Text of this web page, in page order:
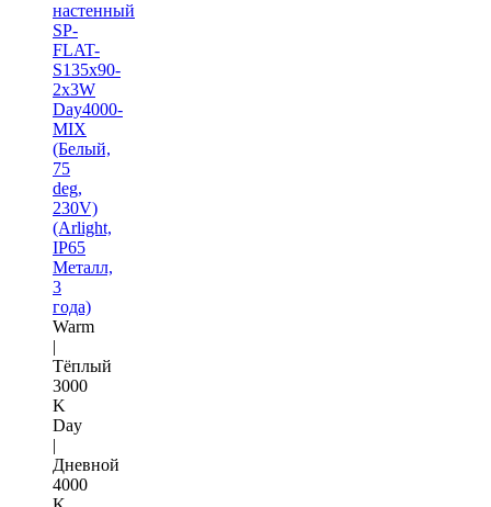
настенный
SP-
FLAT-
S135x90-
2x3W
Day4000-
MIX
(Белый,
75
deg,
230V)
(Arlight,
IP65
Металл,
3
года)
Warm
|
Тёплый
3000
K
Day
|
Дневной
4000